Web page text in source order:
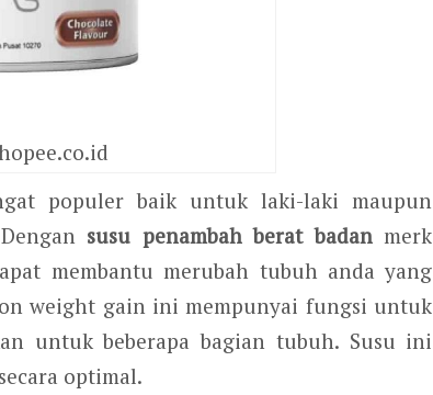
populer baik untuk laki-laki maupun
susu penambah berat badanmerk
membantu merubah tubuh anda yang
weight gain ini mempunyai fungsi untuk
untuk beberapa bagian tubuh. Susu ini
optimal.